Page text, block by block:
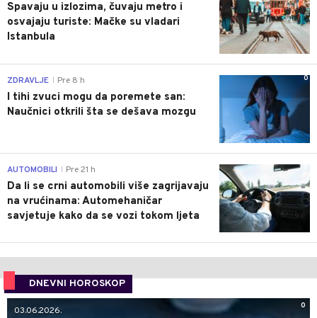
Spavaju u izlozima, čuvaju metro i
osvajaju turiste: Mačke su vladari
Istanbula
0
ZDRAVLJE Pre 8 h
I tihi zvuci mogu da poremete san:
Naučnici otkrili šta se dešava mozgu
AUTOMOBILI Pre 21 h
Da li se crni automobili više zagrijavaju
na vrućinama: Automehaničar
savjetuje kako da se vozi tokom ljeta
DNEVNI HOROSKOP
0
03.06.2026.